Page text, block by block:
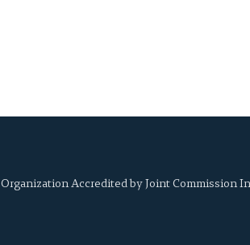
Organization Accredited by Joint Commission